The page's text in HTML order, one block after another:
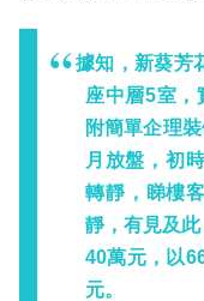
據知，新葵芳
座中層5室，
附簡單企理
月放盤，初
轉靜，睇樓
靜，有見及
40萬元，以
元。